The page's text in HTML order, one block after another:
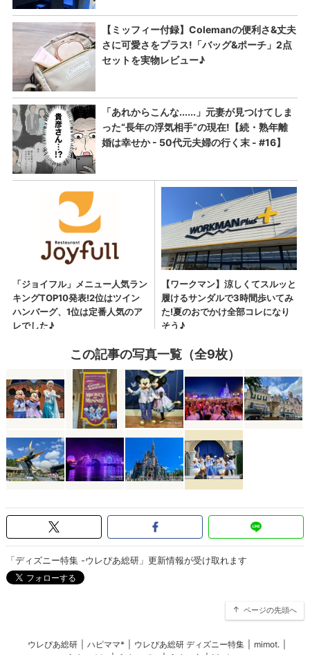
この記事の写真一覧（全9枚）
「ディズニー特集 -ウレぴあ総研」更新情報が受け取れます
ページの先頭へ
ウレぴあ総研 ハピママ* ウレぴあ総研 ディズニー特集 mimot.